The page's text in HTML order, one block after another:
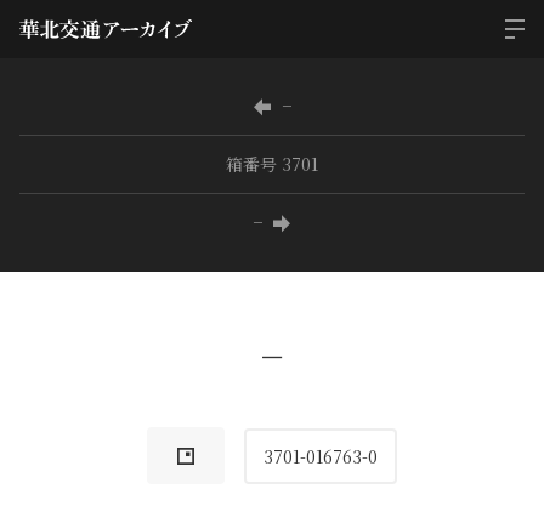
−
箱番号 3701
−
−
3701-016763-0